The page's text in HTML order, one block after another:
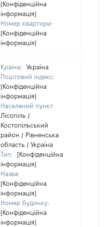
[Конфіденційна
інформація]
Номер квартири:
[Конфіденційна
інформація]
Країна:
Україна
Поштовий індекс:
[Конфіденційна
інформація]
Населений пункт:
Лісопіль /
Костопільський
район / Рівненська
область / Україна
Тип:
[Конфіденційна
інформація]
Назва:
[Конфіденційна
інформація]
Номер будинку:
[Конфіденційна
інформація]